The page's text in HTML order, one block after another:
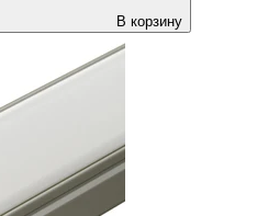
В корзину